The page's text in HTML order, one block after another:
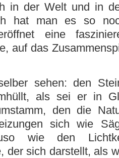
in der Welt und in
hat man es so
eine
auf das
sehen: den
als sei er in
den die
sich wie
wie den
der sich darstellt, als